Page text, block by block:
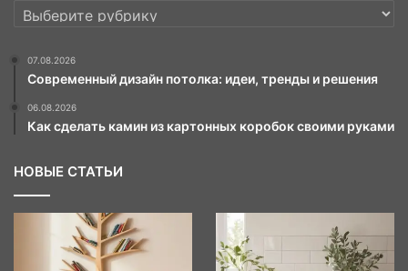
РУБРИКИ
07.08.2026
Современный дизайн потолка: идеи, тренды и решения
06.08.2026
Как сделать камин из картонных коробок своими руками
НОВЫЕ СТАТЬИ